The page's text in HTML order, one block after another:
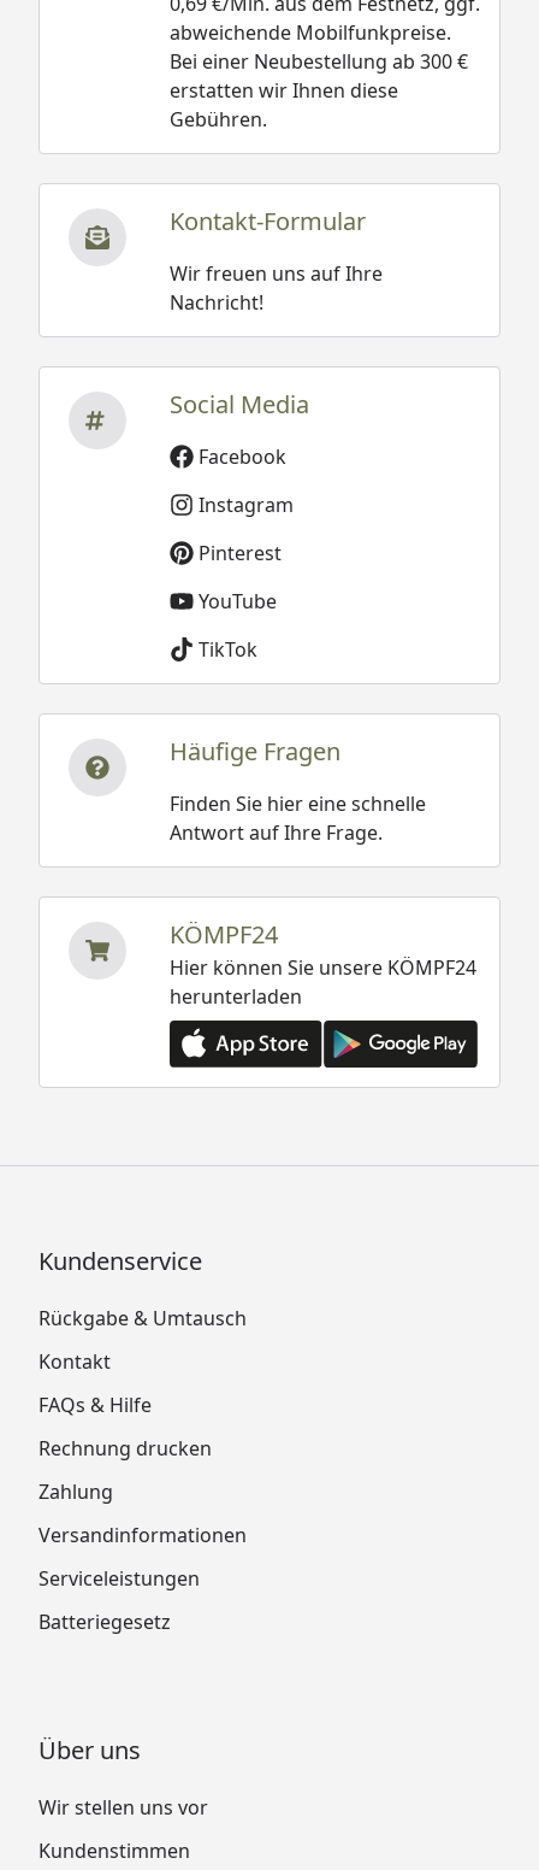
abweichende Mobilfunkpreise.
Bei einer Neubestellung ab 300 €
erstatten wir Ihnen diese
Gebühren.
Kontakt-Formular
Wir freuen uns auf Ihre
Nachricht!
Social Media
Facebook
Instagram
Pinterest
YouTube
TikTok
Häufige Fragen
Finden Sie hier eine schnelle
Antwort auf Ihre Frage.
KÖMPF24
Hier können Sie unsere KÖMPF24
herunterladen
Kundenservice
Rückgabe & Umtausch
Kontakt
FAQs & Hilfe
Rechnung drucken
Zahlung
Versandinformationen
Serviceleistungen
Batteriegesetz
Über uns
Wir stellen uns vor
Kundenstimmen